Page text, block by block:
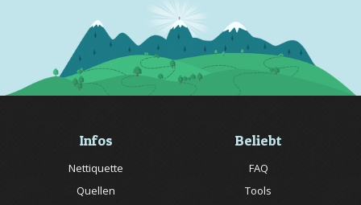
Infos
Nettiquette
Quellen
Beliebt
FAQ
Tools